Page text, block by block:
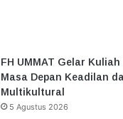
FH UMMAT Gelar Kuliah
Masa Depan Keadilan
Multikultural
5 Agustus 2026